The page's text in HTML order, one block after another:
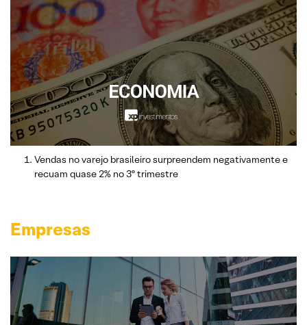
Vendas no varejo brasileiro surpreendem negativamente e
recuam quase 2% no 3º trimestre
Empresas